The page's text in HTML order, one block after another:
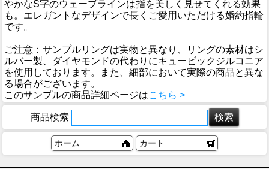
やかなS字のウェーブラインは指を美しく見せてくれる効果
も。エレガントなデザインで長くご愛用いただける婚約指輪
です。
ご注意：サンプルリングは実物と異なり、リングの素材はシ
ルバー製、ダイヤモンドの代わりにキュービックジルコニア
を使用しております。また、細部において実際の商品と異な
る場合がございます。
このサンプルの商品詳細ページはこちら >
商品検索
ホーム カート